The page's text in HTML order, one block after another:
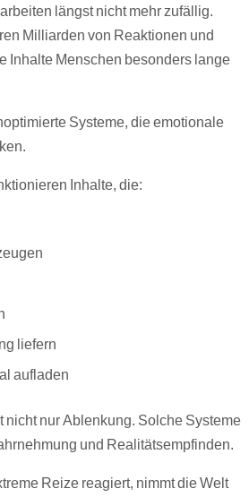
längst nicht mehr zufällig.
Milliarden von Reaktionen und
Inhalte Menschen besonders lange
Systeme, die emotionale
Inhalte, die:
liefern
aufladen
nicht nur Ablenkung. Solche Systeme
und Realitätsempfinden.
Reize reagiert, nimmt die Welt